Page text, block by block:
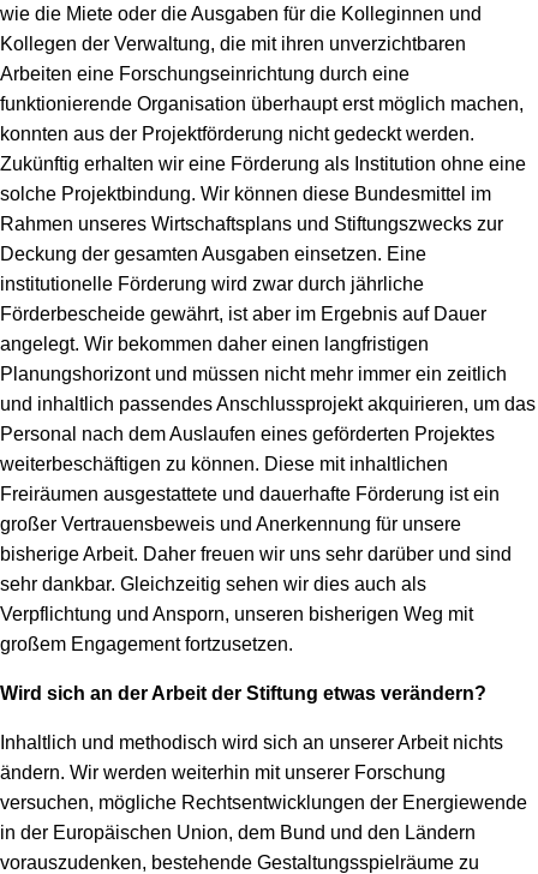
wie die Miete oder die Ausgaben für die Kolleginnen und
Kollegen der Verwaltung, die mit ihren unverzichtbaren
Arbeiten eine Forschungseinrichtung durch eine
funktionierende Organisation überhaupt erst möglich machen,
konnten aus der Projektförderung nicht gedeckt werden.
Zukünftig erhalten wir eine Förderung als Institution ohne eine
solche Projektbindung. Wir können diese Bundesmittel im
Rahmen unseres Wirtschaftsplans und Stiftungszwecks zur
Deckung der gesamten Ausgaben einsetzen. Eine
institutionelle Förderung wird zwar durch jährliche
Förderbescheide gewährt, ist aber im Ergebnis auf Dauer
angelegt. Wir bekommen daher einen langfristigen
Planungshorizont und müssen nicht mehr immer ein zeitlich
und inhaltlich passendes Anschlussprojekt akquirieren, um das
Personal nach dem Auslaufen eines geförderten Projektes
weiterbeschäftigen zu können. Diese mit inhaltlichen
Freiräumen ausgestattete und dauerhafte Förderung ist ein
großer Vertrauensbeweis und Anerkennung für unsere
bisherige Arbeit. Daher freuen wir uns sehr darüber und sind
sehr dankbar. Gleichzeitig sehen wir dies auch als
Verpflichtung und Ansporn, unseren bisherigen Weg mit
großem Engagement fortzusetzen.
Wird sich an der Arbeit der Stiftung etwas verändern?
Inhaltlich und methodisch wird sich an unserer Arbeit nichts
ändern. Wir werden weiterhin mit unserer Forschung
versuchen, mögliche Rechtsentwicklungen der Energiewende
in der Europäischen Union, dem Bund und den Ländern
vorauszudenken, bestehende Gestaltungsspielräume zu